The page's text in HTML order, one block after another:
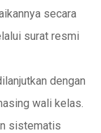
secara
surat resmi
dengan
wali kelas.
sistematis